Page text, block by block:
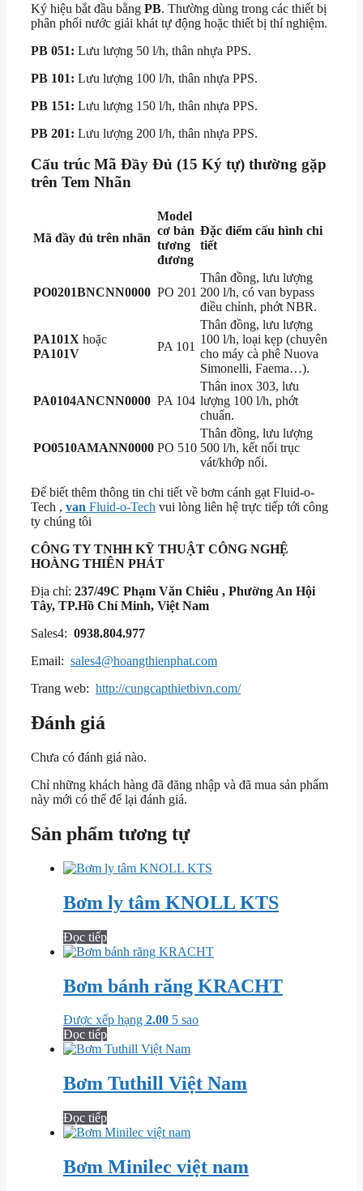
Ký hiệu bắt đầu bằng PB. Thường dùng trong các thiết bị
phân phối nước giải khát tự động hoặc thiết bị thí nghiệm.
PB 051: Lưu lượng 50 l/h, thân nhựa PPS.
PB 101: Lưu lượng 100 l/h, thân nhựa PPS.
PB 151: Lưu lượng 150 l/h, thân nhựa PPS.
PB 201: Lưu lượng 200 l/h, thân nhựa PPS.
Cấu trúc Mã Đầy Đủ (15 Ký tự) thường gặp
trên Tem Nhãn
Mã đầy đủ trên nhãn
Model
cơ bản
tương
đương
Đặc điểm cấu hình chi
tiết
PO0201BNCNN0000 PO 201
Thân đồng, lưu lượng
200 l/h, có van bypass
điều chỉnh, phớt NBR.
PA101X hoặc
PA101V
PA 101
Thân đồng, lưu lượng
100 l/h, loại kẹp (chuyên
cho máy cà phê Nuova
Simonelli, Faema…).
PA0104ANCNN0000 PA 104
Thân inox 303, lưu
lượng 100 l/h, phớt
chuẩn.
PO0510AMANN0000 PO 510
Thân đồng, lưu lượng
500 l/h, kết nối trục
vát/khớp nối.
Để biết thêm thông tin chi tiết về bơm cánh gạt Fluid-o-
Tech , van Fluid-o-Tech vui lòng liên hệ trực tiếp tới công
ty chúng tôi
CÔNG TY TNHH KỸ THUẬT CÔNG NGHỆ
HOÀNG THIÊN PHÁT
Địa chỉ: 237/49C Phạm Văn Chiêu , Phường An Hội
Tây, TP.Hồ Chí Minh, Việt Nam
Sales4: 0938.804.977
Email: sales4@hoangthienphat.com
Trang web: http://cungcapthietbivn.com/
Đánh giá
Chưa có đánh giá nào.
Chỉ những khách hàng đã đăng nhập và đã mua sản phẩm
này mới có thể để lại đánh giá.
Sản phẩm tương tự
Bơm ly tâm KNOLL KTS
Đọc tiếp
Bơm bánh răng KRACHT
Được xếp hạng 2.00 5 sao
Đọc tiếp
Bơm Tuthill Việt Nam
Đọc tiếp
Bơm Minilec việt nam